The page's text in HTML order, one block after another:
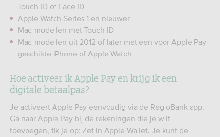
Touch ID of Face ID
Apple Watch Series 1 en nieuwer
Mac-modellen met Touch ID
Mac-modellen uit 2012 of later met een voor Apple Pay
geschikte iPhone of Apple Watch
Hoe activeer ik Apple Pay en krijg ik een
digitale betaalpas?
Je activeert Apple Pay eenvoudig via de RegioBank app.
Ga naar Apple Pay bij de rekeningen die je wilt
toevoegen, tik je op: Zet in Apple Wallet. Je kunt de